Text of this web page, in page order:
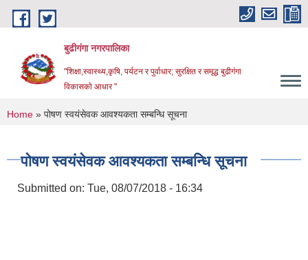
Skip to main content
बुढीगंगा नगरपालिका
"शिक्षा,स्वास्थ्य,कृषि, पर्यटन र पुर्वाधार; सुरक्षित र समृद्ध बुढीगंगा
विकासको आधार "
You are here
Home » पोषण स्वयंसेवक आवश्यकता सम्बन्धि सूचना
पोषण स्वयंसेवक आवश्यकता सम्बन्धि सूचना
Submitted on: Tue, 08/07/2018 - 16:34